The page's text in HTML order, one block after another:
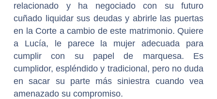
relacionado y ha negociado con su futuro
cuñado liquidar sus deudas y abrirle las puertas
en la Corte a cambio de este matrimonio. Quiere
a Lucía, le parece la mujer adecuada para
cumplir con su papel de marquesa. Es
cumplidor, espléndido y tradicional, pero no duda
en sacar su parte más siniestra cuando vea
amenazado su compromiso.